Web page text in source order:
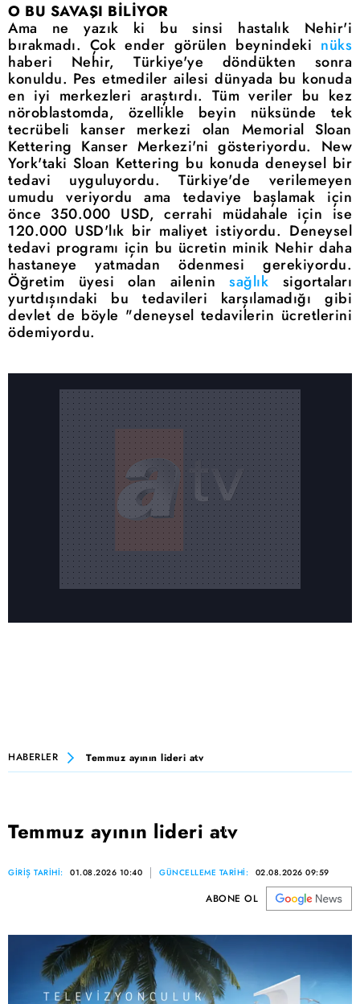
O BU SAVAŞI BİLİYOR
Ama ne yazık ki bu sinsi hastalık Nehir'i
bırakmadı. Çok ender görülen beynindeki nüks
haberi Nehir, Türkiye'ye döndükten sonra
konuldu. Pes etmediler ailesi dünyada bu konuda
en iyi merkezleri araştırdı. Tüm veriler bu kez
nöroblastomda, özellikle beyin nüksünde tek
tecrübeli kanser merkezi olan Memorial Sloan
Kettering Kanser Merkezi'ni gösteriyordu. New
York'taki Sloan Kettering bu konuda deneysel bir
tedavi uyguluyordu.Türkiye'de verilemeyen
umudu veriyordu ama tedaviye başlamak için
önce 350.000 USD, cerrahi müdahale için ise
120.000 USD'lık bir maliyet istiyordu. Deneysel
tedavi programı için bu ücretin minik Nehir daha
hastaneye yatmadan ödenmesi gerekiyordu.
Öğretim üyesi olan aileninsağlık sigortaları
yurtdışındaki bu tedavileri karşılamadığı gibi
devlet de böyle "deneysel tedavilerin ücretlerini
ödemiyordu.
HABERLER Temmuz ayının lideri atv
Temmuz ayının lideri atv
GİRİŞ TARİHİ: 01.08.2026 10:40 GÜNCELLEME TARİHİ: 02.08.2026 09:59
ABONE OL